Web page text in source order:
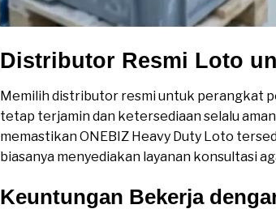
Distributor Resmi Loto
Memilih distributor resmi untuk perangkat
tetap terjamin dan ketersediaan selalu
memastikan ONEBIZ Heavy Duty Loto
biasanya menyediakan layanan konsultasi
Keuntungan Bekerja